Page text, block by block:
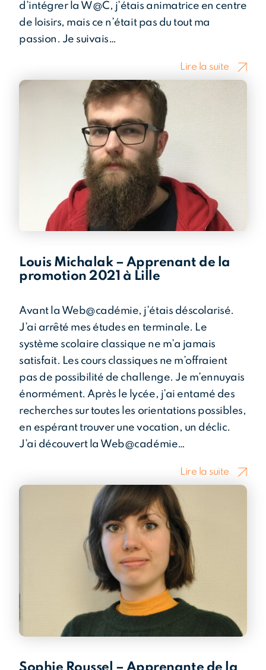
d’intégrer la W@C, j’étais animatrice en centre
de loisirs, mais ce n’était pas du tout ma
passion. Je suivais…
Lire la suite
Louis Michalak – Apprenant de la
promotion 2021 à Lille
Avant la Web@cadémie, j’étais déscolarisé.
J’ai arrêté mes études en terminale. Le
système scolaire classique ne m’a jamais
satisfait. Les cours classiques ne m’offraient
pas de possibilité de challenge. Je m’ennuyais
énormément. Après le lycée, j’ai entamé des
recherches sur toutes les orientations possibles,
en espérant trouver une vocation, un déclic.
J’ai découvert la Web@cadémie…
Lire la suite